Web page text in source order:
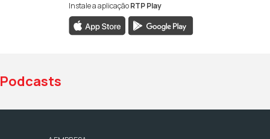
da RTP Antena 1
da RTP Antena 1
YouTube da RTP Antena 1
Instale a aplicaçãoRTP Play
Podcasts